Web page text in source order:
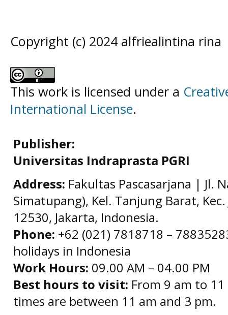
Copyright (c) 2024 alfriealintina rina
This work is licensed under a
International License.
Publisher:
Universitas Indraprasta PGRI
Address: Fakultas Pascasarjana | Jl.
Simatupang), Kel. Tanjung Barat,
12530, Jakarta, Indonesia.
Phone: +62 (021) 7818718 –
holidays in Indonesia
Work Hours: 09.00 AM – 04.00 PM
Best hours to visit: From 9 am to
times are between 11 am and 3 pm.